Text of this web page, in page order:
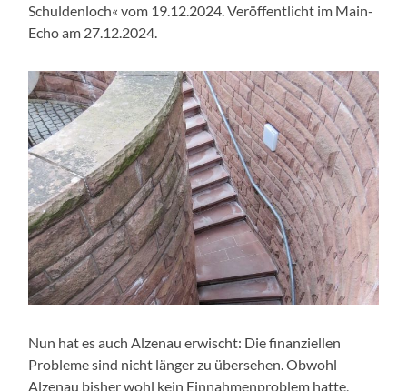
Schuldenloch« vom 19.12.2024. Veröffentlicht im Main-
Echo am 27.12.2024.
Nun hat es auch Alzenau erwischt: Die finanziellen
Probleme sind nicht länger zu übersehen. Obwohl
Alzenau bisher wohl kein Einnahmenproblem hatte,